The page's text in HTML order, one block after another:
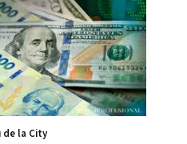
de la City